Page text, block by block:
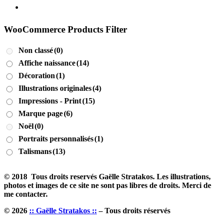
WooCommerce Products Filter
Non classé(0)
Affiche naissance(14)
Décoration(1)
Illustrations originales(4)
Impressions - Print(15)
Marque page(6)
Noël(0)
Portraits personnalisés(1)
Talismans(13)
© 2018 Tous droits reservés Gaëlle Stratakos. Les illustrations,
photos et images de ce site ne sont pas libres de droits. Merci de
me contacter.
© 2026 :: Gaëlle Stratakos :: – Tous droits réservés